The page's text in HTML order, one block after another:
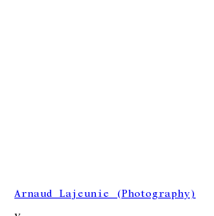
Arnaud Lajeunie (Photography)